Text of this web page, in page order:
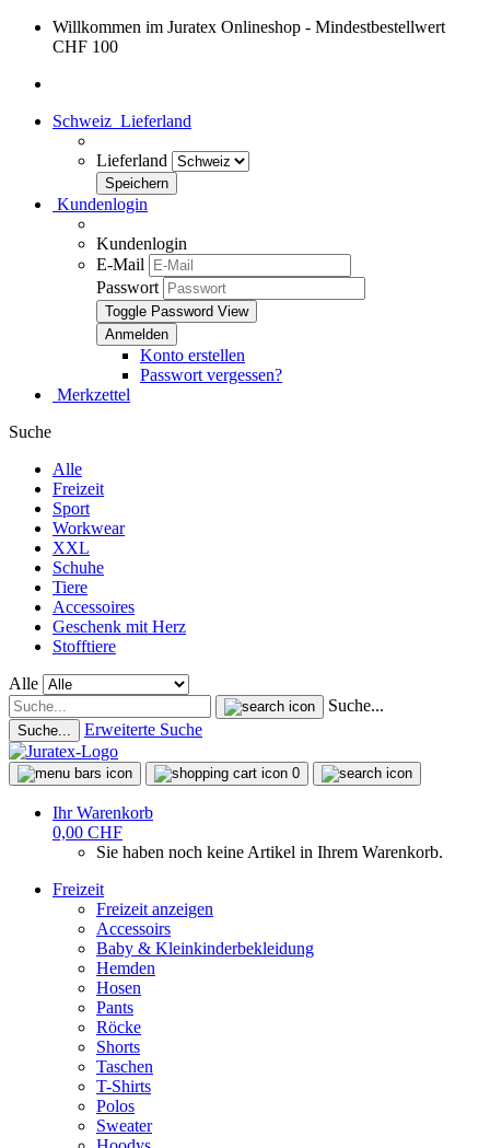
Willkommen im Juratex Onlineshop - Mindestbestellwert
CHF 100
Schweiz Lieferland
Lieferland
Kundenlogin
Kundenlogin
E-Mail
Passwort
Toggle Password View
Konto erstellen
Passwort vergessen?
Merkzettel
Suche
Alle
Freizeit
Sport
Workwear
XXL
Schuhe
Tiere
Accessoires
Geschenk mit Herz
Stofftiere
Alle
Suche...
Suche... Erweiterte Suche
0
Ihr Warenkorb
0,00 CHF
Sie haben noch keine Artikel in Ihrem Warenkorb.
Freizeit
Freizeit anzeigen
Accessoirs
Baby & Kleinkinderbekleidung
Hemden
Hosen
Pants
Röcke
Shorts
Taschen
T-Shirts
Polos
Sweater